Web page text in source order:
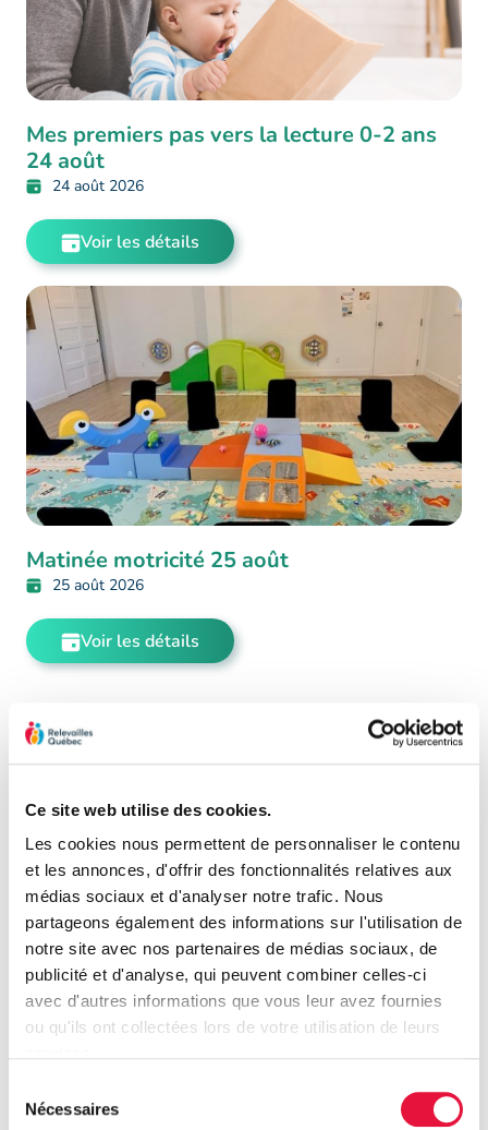
Ce site web utilise des cookies.
Les cookies nous permettent de personnaliser le contenu
et les annonces, d'offrir des fonctionnalités relatives aux
médias sociaux et d'analyser notre trafic. Nous
partageons également des informations sur l'utilisation de
notre site avec nos partenaires de médias sociaux, de
publicité et d'analyse, qui peuvent combiner celles-ci
avec d'autres informations que vous leur avez fournies
ou qu'ils ont collectées lors de votre utilisation de leurs
Nécessaires
Mes premiers pas vers la lecture 0-2 ans
24 août
24 août 2026
Voir les détails
Matinée motricité 25 août
25 août 2026
Voir les détails
Atelier de préparation de purées pour
bébé 27 août
27 août 2026